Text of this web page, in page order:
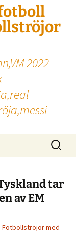
2022
Sök
efter:
tar
av EM
Fotbollströjor med